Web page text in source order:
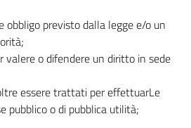
obbligo previsto dalla legge e/o un
valere o difendere un diritto in sede
essere trattati per effettuarLe
pubblico o di pubblica utilità;